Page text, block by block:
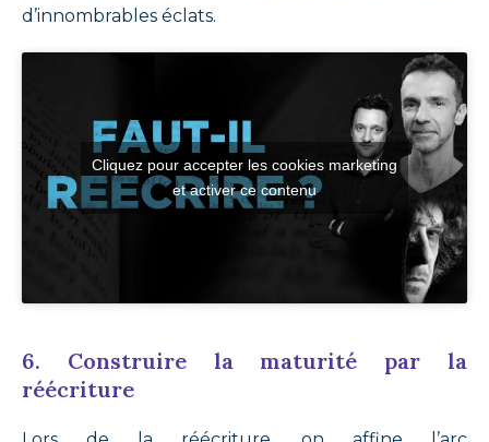
d’innombrables éclats.
Cliquez pour accepter les cookies marketing
et activer ce contenu
6. Construire la maturité par la
réécriture